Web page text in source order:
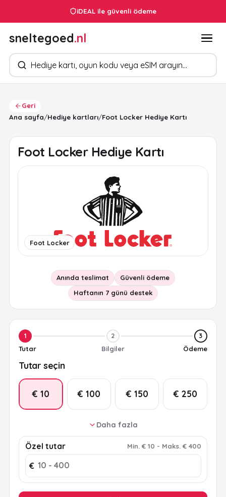
iDEAL ile güvenli ödeme
sneltegoed.nl
Ürün arayın
Geri
Ana sayfa/Hediye kartları/Foot Locker Hediye Kartı
Foot Locker Hediye Kartı
Foot Locker
Anında teslimat
Güvenli ödeme
Haftanın 7 günü destek
1
Tutar
2
Bilgiler
3
Ödeme
Tutar seçin
€ 10 € 100 € 150 € 250
€ 50 € 75
Daha fazla
Özel tutar Min. € 10 - Maks. € 400
€